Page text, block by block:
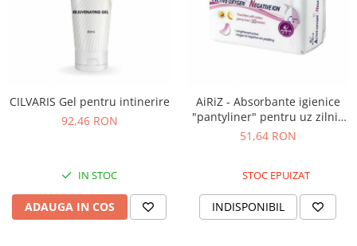
CILVARIS Gel pentru intinerire
92,46 RON
IN STOC
ADAUGA IN COS
AiRiZ - Absorbante igienice
"pantyliner" pentru uz zilnic
(30 buc)
51,64 RON
STOC EPUIZAT
INDISPONIBIL